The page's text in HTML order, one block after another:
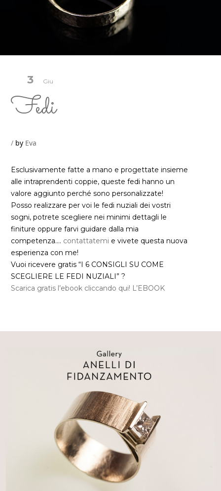
3 Giu
Fedi
by Eva
Esclusivamente fatte a mano e progettate insieme
alle intraprendenti coppie, queste fedi hanno un
valore aggiunto perché sono personalizzate!
Posso realizzare per voi le fedi nuziali dei vostri
sogni, potrete scegliere nei minimi dettagli le
finiture oppure farvi guidare dalla mia
competenza…. contattatemi e vivete questa nuova
esperienza con me!
Vuoi ricevere gratis “I 6 CONSIGLI SU COME
SCEGLIERE LE FEDI NUZIALI” ?
Scarica gratis l’ebook cliccando qui! L’EBOOK